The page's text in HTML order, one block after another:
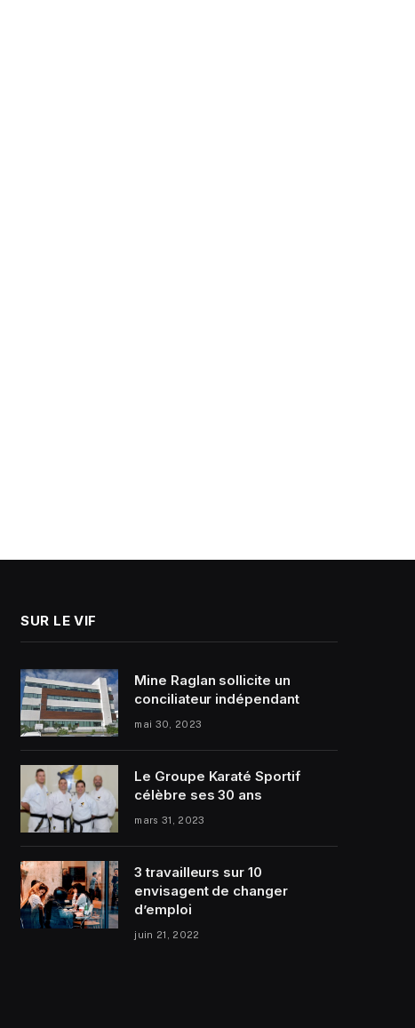
SUR LE VIF
Mine Raglan sollicite un
conciliateur indépendant
mai 30, 2023
Le Groupe Karaté Sportif
célèbre ses 30 ans
mars 31, 2023
3 travailleurs sur 10
envisagent de changer
d’emploi
juin 21, 2022